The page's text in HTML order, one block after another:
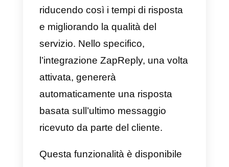
Indubbiamente, il mondo è
destinato a cambiare e il
fare business
si evolverà nel
prossimo futuro: sei pronto ad
entrare in questo nuovo
universo?